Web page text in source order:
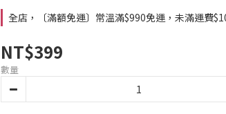
全店，〔滿額免運〕常溫滿$990免運，未滿運費
NT$399
數量